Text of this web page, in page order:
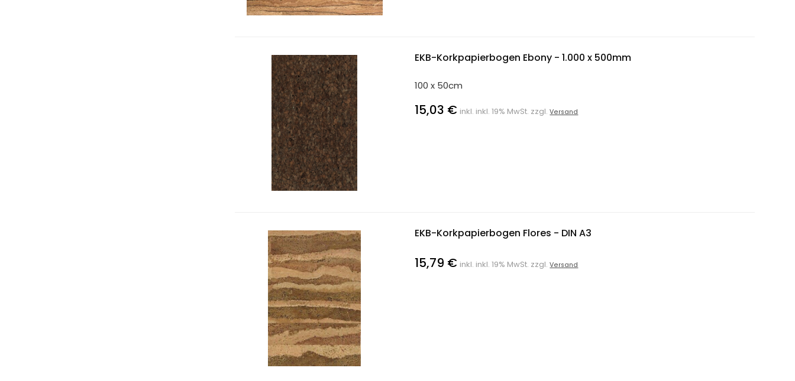
EKB-Korkpapierbogen Ebony - 1.000 x 500mm
100 x 50cm
15,03 € inkl. inkl. 19% MwSt. zzgl.Versand
EKB-Korkpapierbogen Flores - DIN A3
15,79 € inkl. inkl. 19% MwSt. zzgl.Versand